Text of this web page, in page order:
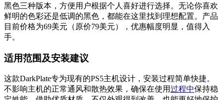
黑色三种版本，方便用户根据个人喜好进行选择。无论你喜欢
鲜明的色彩还是低调的黑色，都能在这里找到理想配置。产品
目前价格为69美元（原价79美元），优惠幅度明显，值得入
手。
适用范围及安装建议
这款DarkPlate专为现有的PS5主机设计，安装过程简单快捷。
不影响主机的正常通风和散热效果，确保在使用过程中保持稳